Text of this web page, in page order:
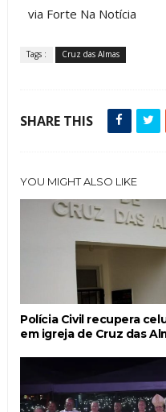
via Forte Na Notícia
Tags : Cruz das Almas
SHARE THIS
YOU MIGHT ALSO LIKE
Polícia Civil recupera
em igreja de Cruz das